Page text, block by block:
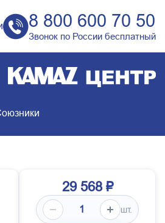
8 800 600 70 50
Звонок по России бесплатный
29 568 ₽
шт.